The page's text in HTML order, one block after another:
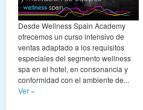
Desde Wellness Spain Academy
ofrecemos un curso intensivo de
ventas adaptado a los requisitos
especiales del segmento wellness
spa en el hotel, en consonancia y
conformidad con el ambiente de...
Ver »